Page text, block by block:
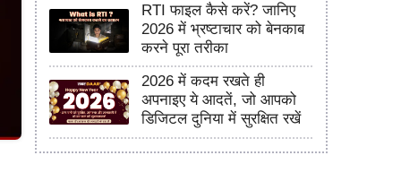
RTI फाइल कैसे करें? जानिए
2026 में भ्रष्टाचार को बेनकाब
करने पूरा तरीका
2026 में कदम रखते ही
अपनाइए ये आदतें, जो आपको
डिजिटल दुनिया में सुरक्षित रखें